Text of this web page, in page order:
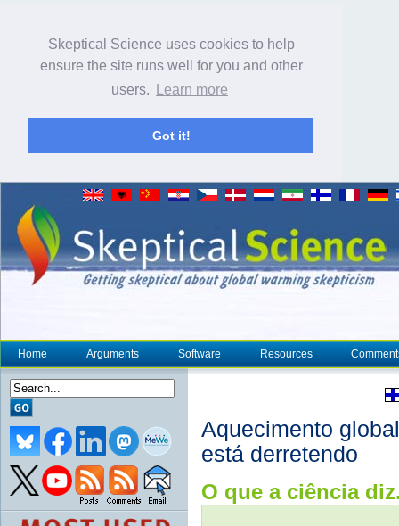
Skeptical Science uses cookies to help
ensure the site runs well for you and other
users.
Learn more
Got it!
Home Arguments Software Resources
Aquecimento
está derretendo
O que a ciência